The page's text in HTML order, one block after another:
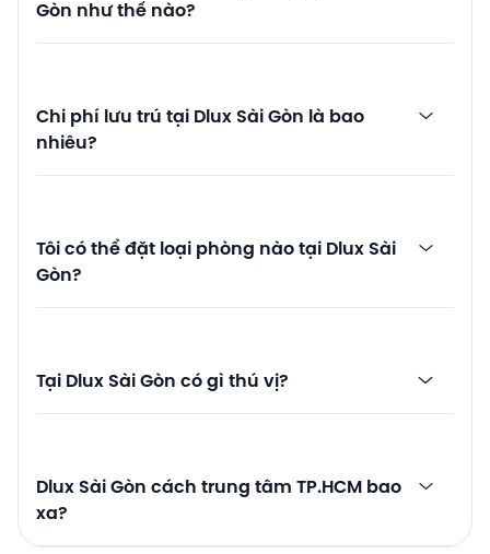
Gòn như thế nào?
Chi phí lưu trú tại Dlux Sài Gòn là bao
nhiêu?
Tôi có thể đặt loại phòng nào tại Dlux Sài
Gòn?
Tại Dlux Sài Gòn có gì thú vị?
Dlux Sài Gòn cách trung tâm TP.HCM bao
xa?